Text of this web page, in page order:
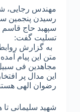
مهندس رجایی،
رسیدن پنجمین
سپهبد حاج قاسم
تسلیت گفت:
به گزارش
متن این پیام
مجاهدین فی
این مدال پر
رضوان الهی
شهید سلیمانی